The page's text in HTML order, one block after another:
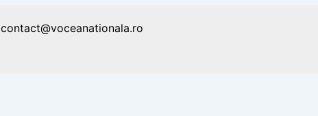
contact@voceanationala.ro